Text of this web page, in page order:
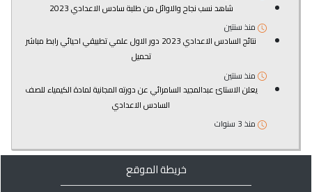
شاهد نسب نجاح والاوائل من طلبة سادس الاعدادي 2023
منذ سنتين
نتائج السادس الاعدادي 2023 دور الاول علمي تطبيقي احيائي رابط مباشر
تحميل
منذ سنتين
يعلن الاستائ عبدالمجيد السامرائي عن دورته المجانية لمادة الكيمياء للصف
السادس الاعدادي
منذ 3 سنوات
خريطة الموقع